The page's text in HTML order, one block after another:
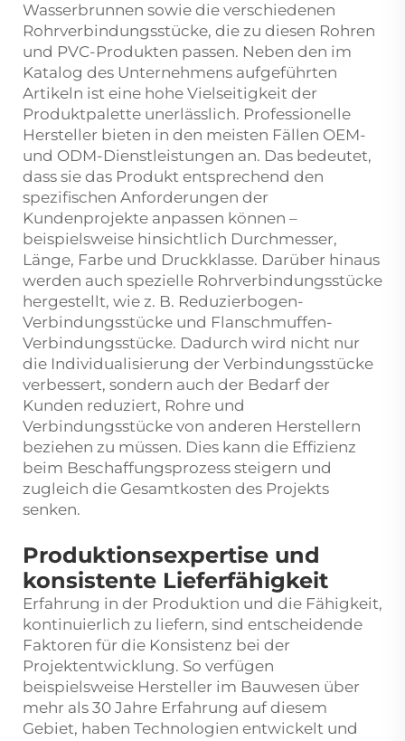
Wasserbrunnen sowie die verschiedenen
Rohrverbindungsstücke, die zu diesen Rohren
und PVC-Produkten passen. Neben den im
Katalog des Unternehmens aufgeführten
Artikeln ist eine hohe Vielseitigkeit der
Produktpalette unerlässlich. Professionelle
Hersteller bieten in den meisten Fällen OEM-
und ODM-Dienstleistungen an. Das bedeutet,
dass sie das Produkt entsprechend den
spezifischen Anforderungen der
Kundenprojekte anpassen können –
beispielsweise hinsichtlich Durchmesser,
Länge, Farbe und Druckklasse. Darüber hinaus
werden auch spezielle Rohrverbindungsstücke
hergestellt, wie z. B. Reduzierbogen-
Verbindungsstücke und Flanschmuffen-
Verbindungsstücke. Dadurch wird nicht nur
die Individualisierung der Verbindungsstücke
verbessert, sondern auch der Bedarf der
Kunden reduziert, Rohre und
Verbindungsstücke von anderen Herstellern
beziehen zu müssen. Dies kann die Effizienz
beim Beschaffungsprozess steigern und
zugleich die Gesamtkosten des Projekts
senken.
Produktionsexpertise und
konsistente Lieferfähigkeit
Erfahrung in der Produktion und die Fähigkeit,
kontinuierlich zu liefern, sind entscheidende
Faktoren für die Konsistenz bei der
Projektentwicklung. So verfügen
beispielsweise Hersteller im Bauwesen über
mehr als 30 Jahre Erfahrung auf diesem
Gebiet, haben Technologien entwickelt und